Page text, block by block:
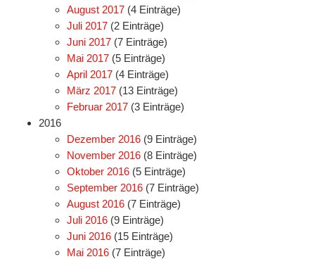
August 2017 (4 Einträge)
Juli 2017 (2 Einträge)
Juni 2017 (7 Einträge)
Mai 2017 (5 Einträge)
April 2017 (4 Einträge)
März 2017 (13 Einträge)
Februar 2017 (3 Einträge)
2016
Dezember 2016 (9 Einträge)
November 2016 (8 Einträge)
Oktober 2016 (5 Einträge)
September 2016 (7 Einträge)
August 2016 (7 Einträge)
Juli 2016 (9 Einträge)
Juni 2016 (15 Einträge)
Mai 2016 (7 Einträge)